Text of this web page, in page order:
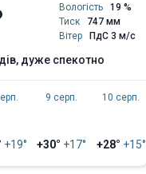
Вологість
19 %
Тиск
747 мм
Вітер
ПдС 3 м/с
дуже спекотно
+19°
9 серп.
+30° +17°
10 серп.
+28° +15°